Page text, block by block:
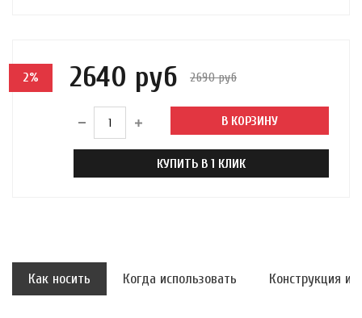
2% 2640 руб 2690 руб
В КОРЗИНУ
КУПИТЬ В 1 КЛИК
Как носить Когда использовать Конструкция и